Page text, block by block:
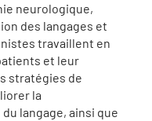
neurologique,
des langages et
travaillent en
et leur
stratégies de
la
langage, ainsi que